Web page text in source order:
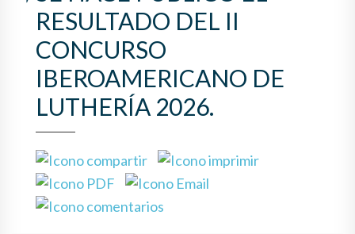
RESULTADO DEL II
CONCURSO
IBEROAMERICANO DE
LUTHERÍA 2026.